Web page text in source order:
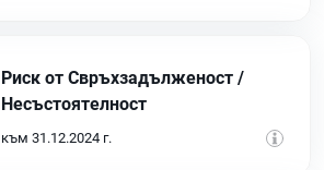
Риск от Свръхзадълженост /
Несъстоятелност
към 31.12.2024 г.